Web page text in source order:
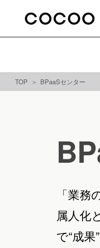
TOP BPaaSセンター
「業
属人化
で“成果